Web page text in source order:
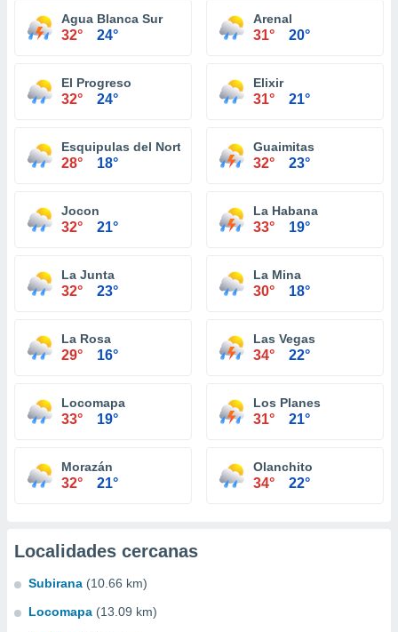
Agua Blanca Sur
32° 24°
Arenal
31° 20°
El Progreso
32° 24°
Elixir
31° 21°
Esquipulas del Norte
28° 18°
Guaimitas
32° 23°
Jocon
32° 21°
La Habana
33° 19°
La Junta
32° 23°
La Mina
30° 18°
La Rosa
29° 16°
Las Vegas
34° 22°
Locomapa
33° 19°
Los Planes
31° 21°
Morazán
32° 21°
Olanchito
34° 22°
Localidades cercanas
Subirana (10.66 km)
Locomapa (13.09 km)